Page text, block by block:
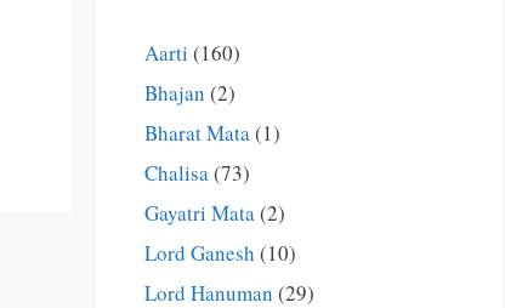
Aarti (160)
Bhajan (2)
Bharat Mata(1)
Chalisa(73)
Gayatri Mata(2)
Lord Ganesh (10)
Lord Hanuman (29)